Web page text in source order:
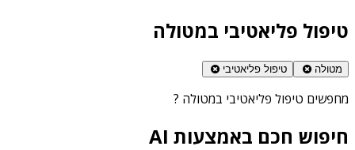
טיפול פליאטיבי במטולה
מטולה טיפול פליאטיבי
מחפשים טיפול פליאטיבי במטולה ?
חיפוש חכם באמצעות AI